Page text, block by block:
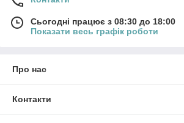
Сьогодні працює з 08:30 до 18:00
Показати весь графік роботи
Про нас
Контакти